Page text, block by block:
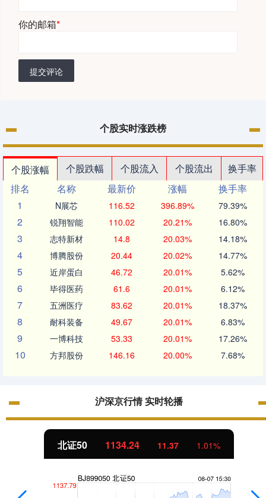
你的邮箱*
提交评论
个股实时涨跌榜
个股涨幅 个股跌幅 个股流入 个股流出
换手率
排名
名称 最新价 涨幅
换手率
1
N展芯 116.52 396.89% 79.39%
2 锐翔智能 110.02 20.21% 16.80%
3 志特新材 14.8 20.03% 14.18%
4 博腾股份 20.44 20.02% 14.77%
5 近岸蛋白 46.72 20.01% 5.62%
6 毕得医药 61.6 20.01% 6.12%
7 五洲医疗 83.62 20.01% 18.37%
8 耐科装备 49.67 20.01% 6.83%
9 一博科技 53.33 20.01% 17.26%
10 方邦股份 146.16 20.00% 7.68%
沪深京行情 实时轮播
北证50 1134.24 11.37 1.01%